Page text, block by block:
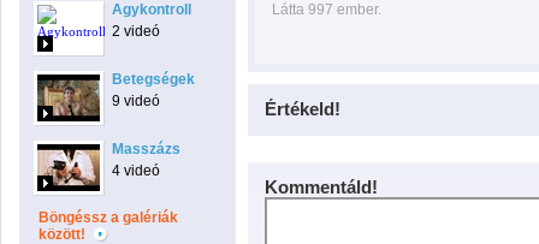
Agykontroll
2 videó
Betegségek
9 videó
Masszázs
4 videó
Böngéssz a galériák
között!
Látta 997 ember.
Értékeld!
Kommentáld!